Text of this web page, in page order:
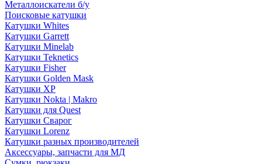
Металлоискатели б/у
Поисковые катушки
Катушки Whites
Катушки Garrett
Катушки Minelab
Катушки Teknetics
Катушки Fisher
Катушки Golden Mask
Катушки XP
Катушки Nokta | Makro
Катушки для Quest
Катушки Сварог
Катушки Lorenz
Катушки разных производителей
Аксессуары, запчасти для МД